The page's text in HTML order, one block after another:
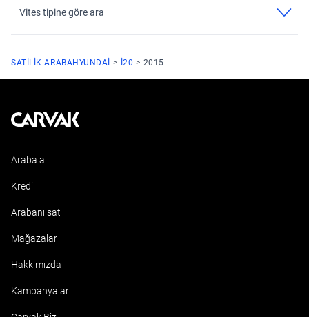
Vites tipine göre ara
SATILIK ARABAHYUNDAI I20 2015
Kavak
Araba al
Kredi
Arabanı sat
Mağazalar
Hakkımızda
Kampanyalar